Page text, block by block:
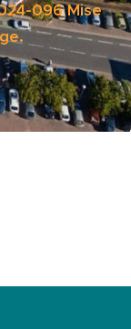
096 Mise